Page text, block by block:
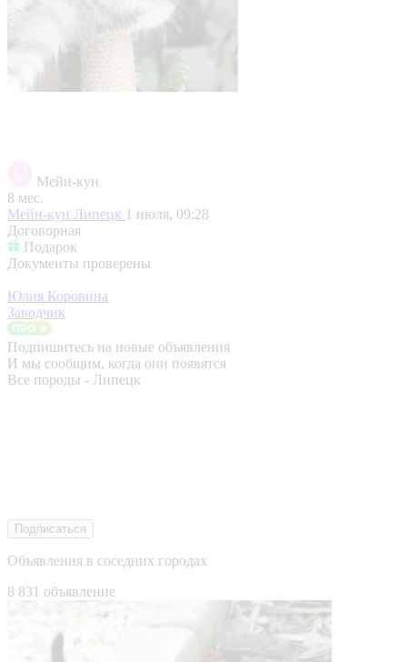
Мейн-кун
8 мес.
Мейн-кун Липецк 1 июля, 09:28
Договорная
Подарок
Документы проверены
Юлия Коровина
Заводчик
Подпишитесь на новые объявления
И мы сообщим, когда они появятся
Все породы - Липецк
Подписаться
Объявления в соседних городах
8 831 объявление